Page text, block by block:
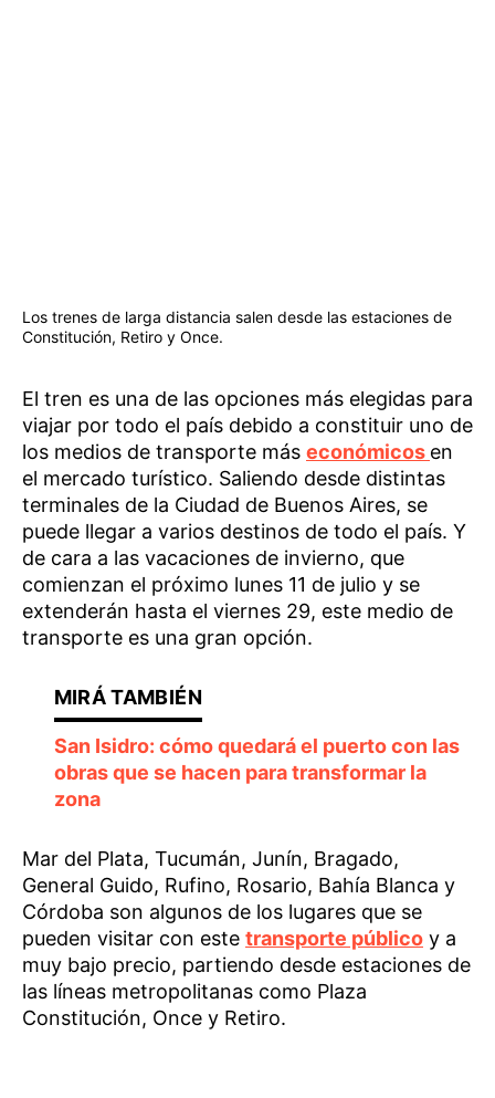
Los trenes de larga distancia salen desde las estaciones de
Constitución, Retiro y Once.
El tren es una de las opciones más elegidas para
viajar por todo el país debido a constituir uno de
los medios de transporte más económicos en
el mercado turístico. Saliendo desde distintas
terminales de la Ciudad de Buenos Aires, se
puede llegar a varios destinos de todo el país. Y
de cara a las vacaciones de invierno, que
comienzan el próximo lunes 11 de julio y se
extenderán hasta el viernes 29, este medio de
transporte es una gran opción.
San Isidro: cómo quedará el puerto con las
obras que se hacen para transformar la
zona
Mar del Plata, Tucumán, Junín, Bragado,
General Guido, Rufino, Rosario, Bahía Blanca y
Córdoba son algunos de los lugares que se
pueden visitar con este transporte público y a
muy bajo precio, partiendo desde estaciones de
las líneas metropolitanas como Plaza
Constitución, Once y Retiro.